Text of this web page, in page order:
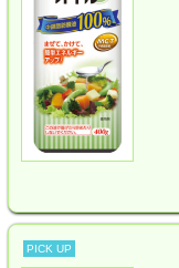
PICK UP